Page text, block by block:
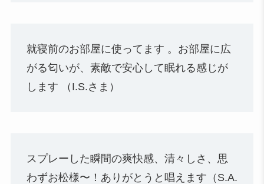
就寝前のお部屋に使ってます 。お部屋に広
がる匂いが、素敵で安心して眠れる感じが
します （I.S.さま）
スプレーした瞬間の爽快感、清々しさ、思
わずお松様〜！ありがとうと唱えます（S.A.